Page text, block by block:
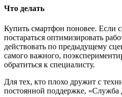
Что делать
Купить смартфон поновее. Если
постараться оптимизировать
действовать по предыдущему
самого важного,
обратиться к специалисту.
Для тех, кто плохо дружит с
постоянной поддержке, «Служба